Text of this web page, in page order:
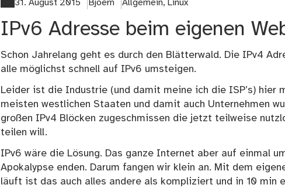
31. August 2015 Bjoern Allgemein, Linux
IPv6 Adresse beim eigenen
Schon Jahrelang geht es durch den Blätterwald. Die IPv4
alle möglichst schnell auf IPv6 umsteigen.
Leider ist die Industrie (und damit meine ich die ISP’s) hier
meisten westlichen Staaten und damit auch Unternehmen
großen IPv4 Blöcken zugeschmissen die jetzt teilweise
teilen will.
IPv6 wäre die Lösung. Das ganze Internet aber auf einmal
Apokalypse enden. Darum fangen wir klein an. Mit dem
läuft ist das auch alles andere als kompliziert und in 10 min